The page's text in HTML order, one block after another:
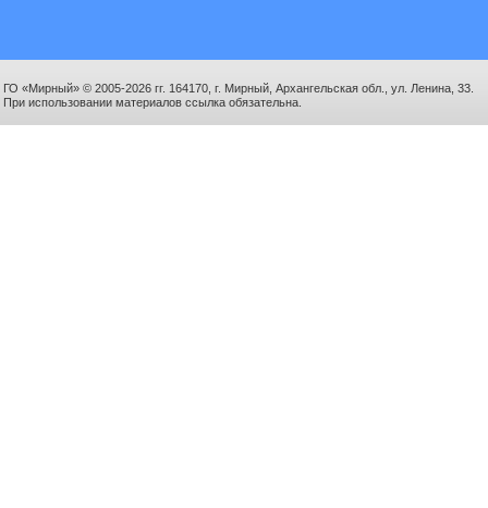
ГО «Мирный» © 2005-2026 гг. 164170, г. Мирный, Архангельская обл., ул. Ленина, 33.
При использовании материалов ссылка обязательна.